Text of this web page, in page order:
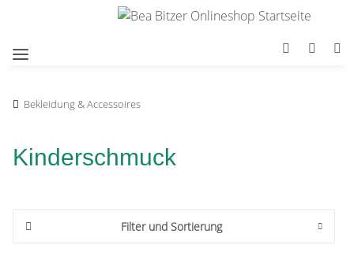
Bekleidung & Accessoires
Kinderschmuck
Filter und Sortierung